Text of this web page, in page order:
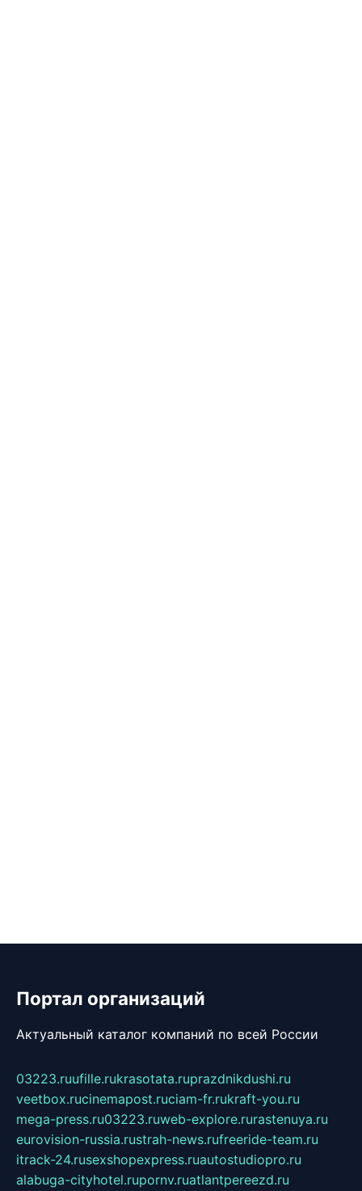
Портал организаций
Актуальный каталог компаний по всей России
03223.ruufille.rukrasotata.ruprazdnikdushi.ru
veetbox.rucinemapost.ruciam-fr.rukraft-you.ru
mega-press.ru03223.ruweb-explore.rurastenuya.ru
eurovision-russia.rustrah-news.rufreeride-team.ru
itrack-24.rusexshopexpress.ruautostudiopro.ru
alabuga-cityhotel.rupornv.ruatlantpereezd.ru